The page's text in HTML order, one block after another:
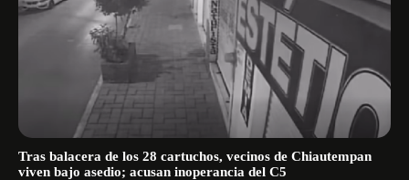
Tras balacera de los 28 cartuchos, vecinos de Chiautempan
viven bajo asedio; acusan inoperancia del C5